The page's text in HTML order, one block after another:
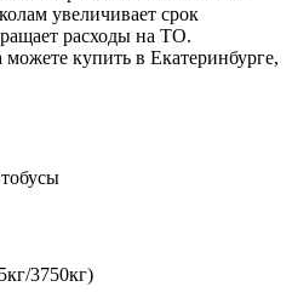
увеличивает срок
расходы на ТО.
купить в Екатеринбурге,
3750кг)